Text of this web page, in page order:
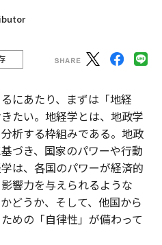
にあたり、まずは「地経
たい。地経学とは、地政学
析する枠組みである。地政
づき、国家のパワーや行動
は、各国のパワーが経済的
響力を与えられるような
どうか、そして、他国から
めの「自律性」が備わって